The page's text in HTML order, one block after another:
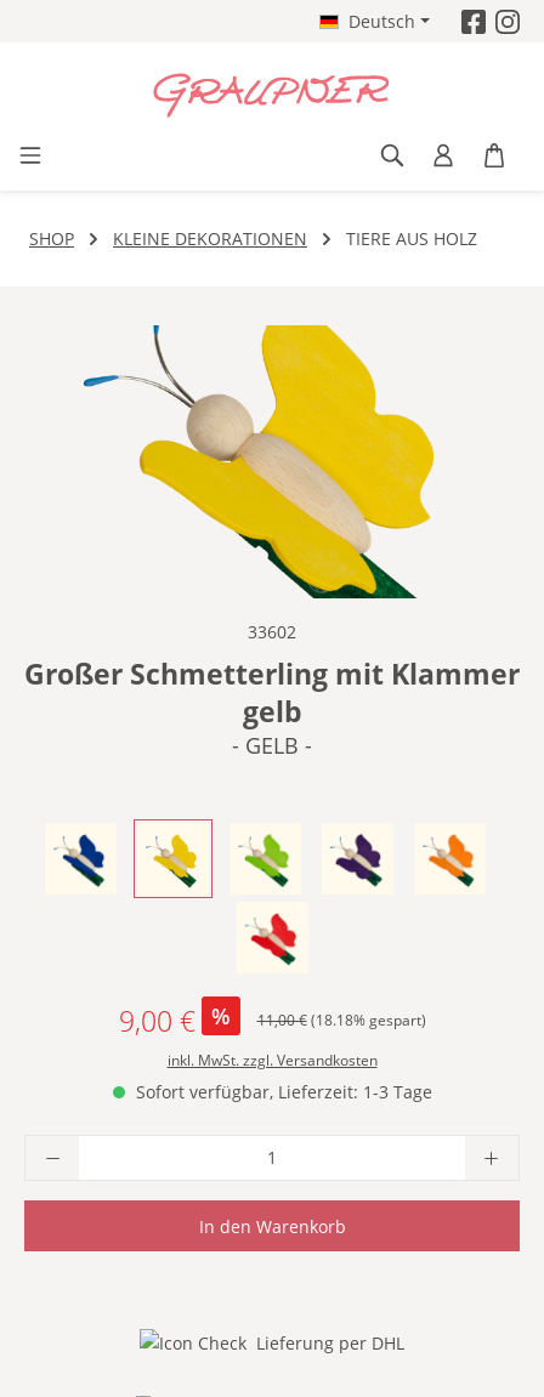
Deutsch
SHOP KLEINE DEKORATIONEN TIERE AUS HOLZ
Bildergalerie überspringen
33602
Großer Schmetterling mit Klammer
gelb
- GELB -
- BLAU - - GELB - - GRÜN - - LILA - - ORANGE -
- ROT -
Verkaufspreis:
9,00 € % Regulärer Preis:
11,00 € (18.18% gespart)
inkl. MwSt. zzgl. Versandkosten
Sofort verfügbar, Lieferzeit: 1-3 Tage
Produkt Anzahl: Gib den gewünschten
In den Warenkorb
Lieferung per DHL